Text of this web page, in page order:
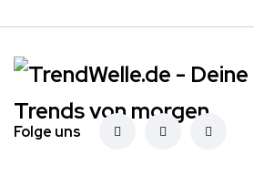
Folge uns